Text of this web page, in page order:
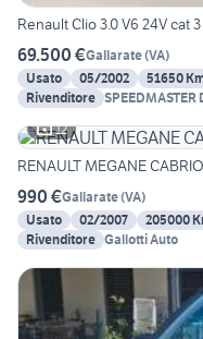
Renault Clio 3.0 V6 24V cat
69.500 €Gallarate(VA)
Usato
05/2002 51650
Rivenditore SPEEDMASTER
12
RENAULT MEGANE
990 €Gallarate(VA)
Usato
02/2007 205000
Rivenditore Gallotti Auto